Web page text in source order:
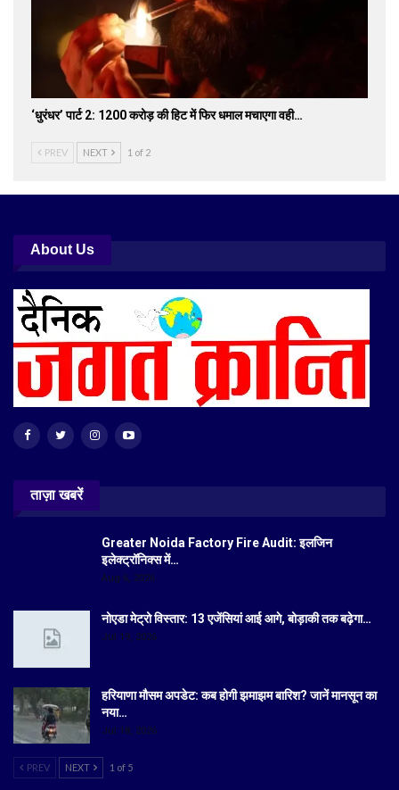
‘धुरंधर’ पार्ट 2: 1200 करोड़ की हिट में फिर धमाल मचाएगा वही…
PREV NEXT 1 of 2
About Us
ताज़ा खबरें
Greater Noida Factory Fire Audit: इलजिन
इलेक्ट्रॉनिक्स में…
Aug 6, 2026
नोएडा मेट्रो विस्तार: 13 एजेंसियां आई आगे, बोड़ाकी तक बढ़ेगा…
Jul 19, 2026
हरियाणा मौसम अपडेट: कब होगी झमाझम बारिश? जानें मानसून का
नया…
Jul 18, 2026
PREV NEXT 1 of 5